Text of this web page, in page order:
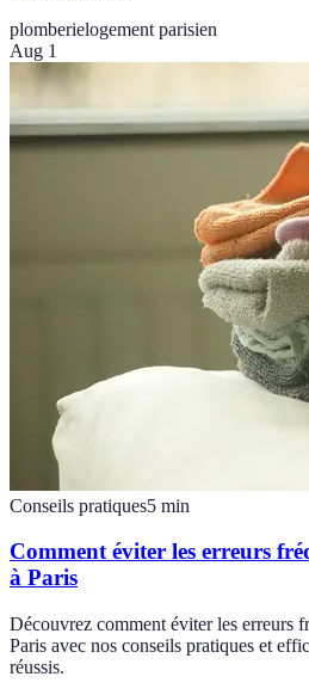
plomberielogement parisien
Aug 1
Conseils pratiques5 min
Comment éviter les erreurs
à Paris
Découvrez comment éviter les erreurs
Paris avec nos conseils pratiques et
réussis.